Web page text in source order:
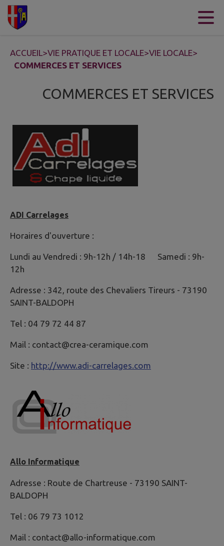
Contenu
ACCUEIL>VIE PRATIQUE ET LOCALE>VIE LOCALE>
COMMERCES ET SERVICES
COMMERCES ET SERVICES
ADI Carrelages
Horaires d'ouverture :
Lundi au Vendredi : 9h-12h / 14h-18 Samedi : 9h-
12h
Adresse : 342, route des Chevaliers Tireurs - 73190
SAINT-BALDOPH
Tel : 04 79 72 44 87
Mail : contact@crea-ceramique.com
Site : http://www.adi-carrelages.com
Allo Informatique
Adresse : Route de Chartreuse - 73190 SAINT-
BALDOPH
Tel : 06 79 73 1012
Mail : contact@allo-informatique.com